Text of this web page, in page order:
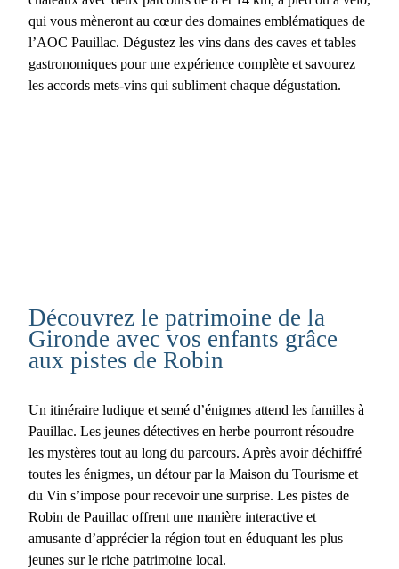
qui vous mèneront au cœur des domaines emblématiques de
l’AOC Pauillac. Dégustez les vins dans des caves et tables
gastronomiques pour une expérience complète et savourez
les accords mets-vins qui subliment chaque dégustation.
Découvrez le patrimoine de la
Gironde avec vos enfants grâce
aux pistes de Robin
Un itinéraire ludique et semé d’énigmes attend les familles à
Pauillac. Les jeunes détectives en herbe pourront résoudre
les mystères tout au long du parcours. Après avoir déchiffré
toutes les énigmes, un détour par la Maison du Tourisme et
du Vin s’impose pour recevoir une surprise. Les pistes de
Robin de Pauillac offrent une manière interactive et
amusante d’apprécier la région tout en éduquant les plus
jeunes sur le riche patrimoine local.